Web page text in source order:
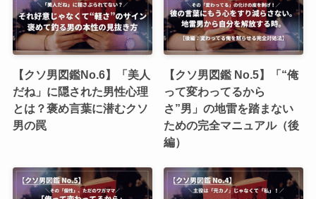
【クソ男図鑑No.6】「美人
だね」に隠された男性心理
とは？褒め言葉に潜むクソ
男の罠
【クソ男図鑑 No.5】「“俺
って変わってるから
さ”男」の地雷を踏まない
ための完全マニュアル（後
編）